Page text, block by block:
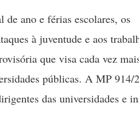
ano e férias escolares, os
à juventude e aos
que visa cada vez
públicas. A MP 914/
das universidades e